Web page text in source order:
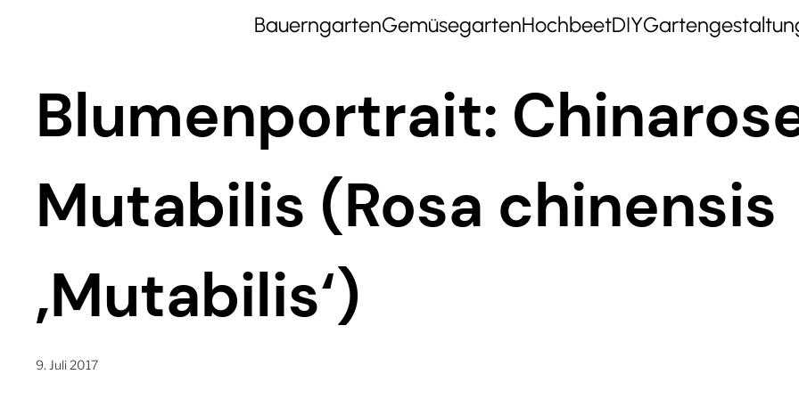
BauerngartenGemüsegartenHochbeetDIY
Blumenportrait:
Mutabilis (Rosa chinensis
‚Mutabilis‘)
9. Juli 2017